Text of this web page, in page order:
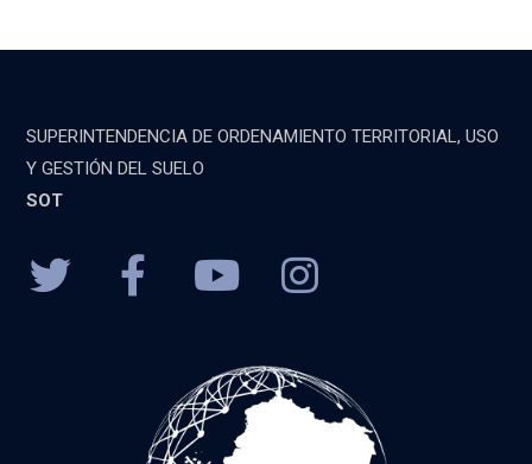
SUPERINTENDENCIA DE ORDENAMIENTO TERRITORIAL, USO
Y GESTIÓN DEL SUELO
SOT